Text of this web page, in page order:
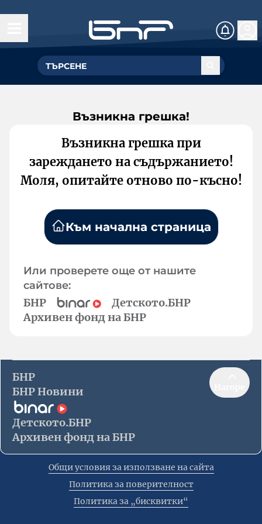
Възникна грешка!
Възникна грешка при
зареждането на съдържанието!
Моля, опитайте отново по-късно!
Към начална страница
Или проверете още от нашите
сайтове:
БНР
Детското.БНР
Архивен фонд на БНР
БНР
БНР Новини
Детското.БНР
Архивен фонд на БНР
Общи условия за използване на сайта
Политика за поверителност
Политика за „бисквитки“